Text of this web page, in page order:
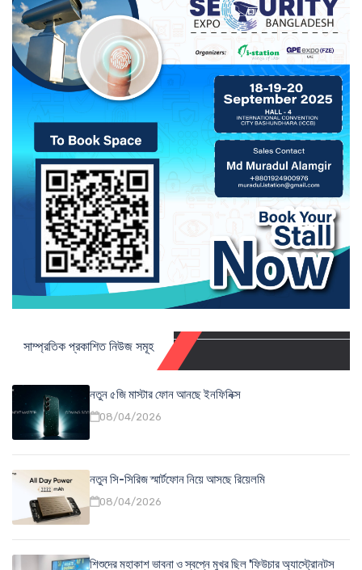
সাম্প্রতিক প্রকাশিত নিউজ সমূহ
নতুন ৫জি মাস্টার ফোন আনছে ইনফিনিক্স
08/04/2026
নতুন সি-সিরিজ স্মার্টফোন নিয়ে আসছে রিয়েলমি
08/04/2026
শিশুদের মহাকাশ ভাবনা ও স্বপ্নে মুখর ছিল 'ফিউচার অ্যাস্ট্রোনটস